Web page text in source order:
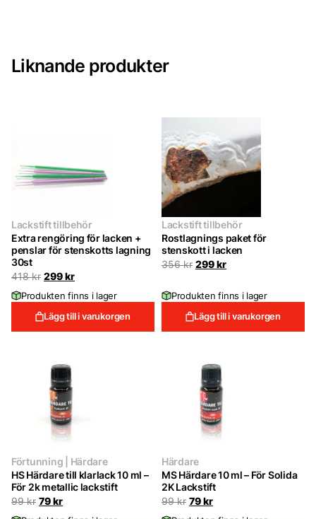
Liknande produkter
Lackstift tillbehör
Extra rengöring för lacken +
penslar för stenskotts lagning
30st
418kr Det
priset
418 kr.
299krDet
priset
299 kr.
Produkten finns i lager
Lägg till i varukorgen
Lackstift tillbehör
Rostlagnings paket för
stenskott i lacken
356kr Det
var:
299krDet
är:
Produkten finns i lager
Lägg till i varukorgen
Förtunning | Härdare
HS Härdare till klarlack 10 ml –
För 2k metallic lackstift
99kr Det
79krDet
Härdare
MS Härdare 10 ml – För Solida
2K Lackstift
99kr Det
79krDet